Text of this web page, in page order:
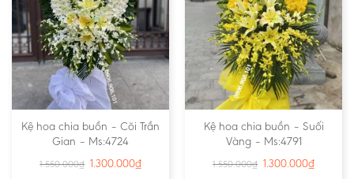
Kệ hoa chia buồn – Cõi Trần
Gian – Ms:4724
1.550.000₫ 1.300.000₫
Kệ hoa chia buồn – Suối
Vàng – Ms:4791
1.550.000₫ 1.300.000₫